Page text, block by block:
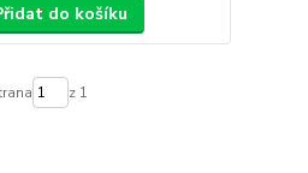
do košíku
z 1